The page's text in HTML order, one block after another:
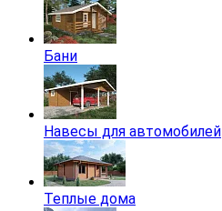
Бани
Навесы для автомобилей
Теплые дома